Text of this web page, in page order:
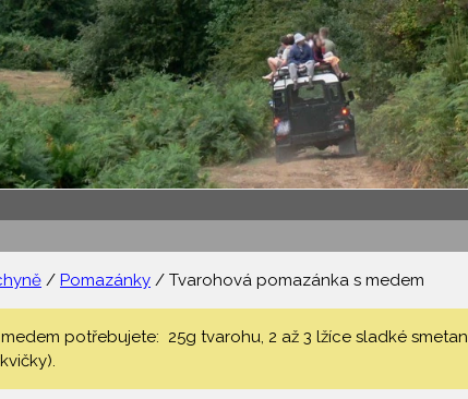
/ Pomazánky / Tvarohová pomazánka s medem
potřebujete: 25g tvarohu, 2 až 3 lžíce sladké